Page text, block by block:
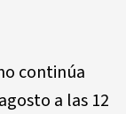
continúa
a las 12